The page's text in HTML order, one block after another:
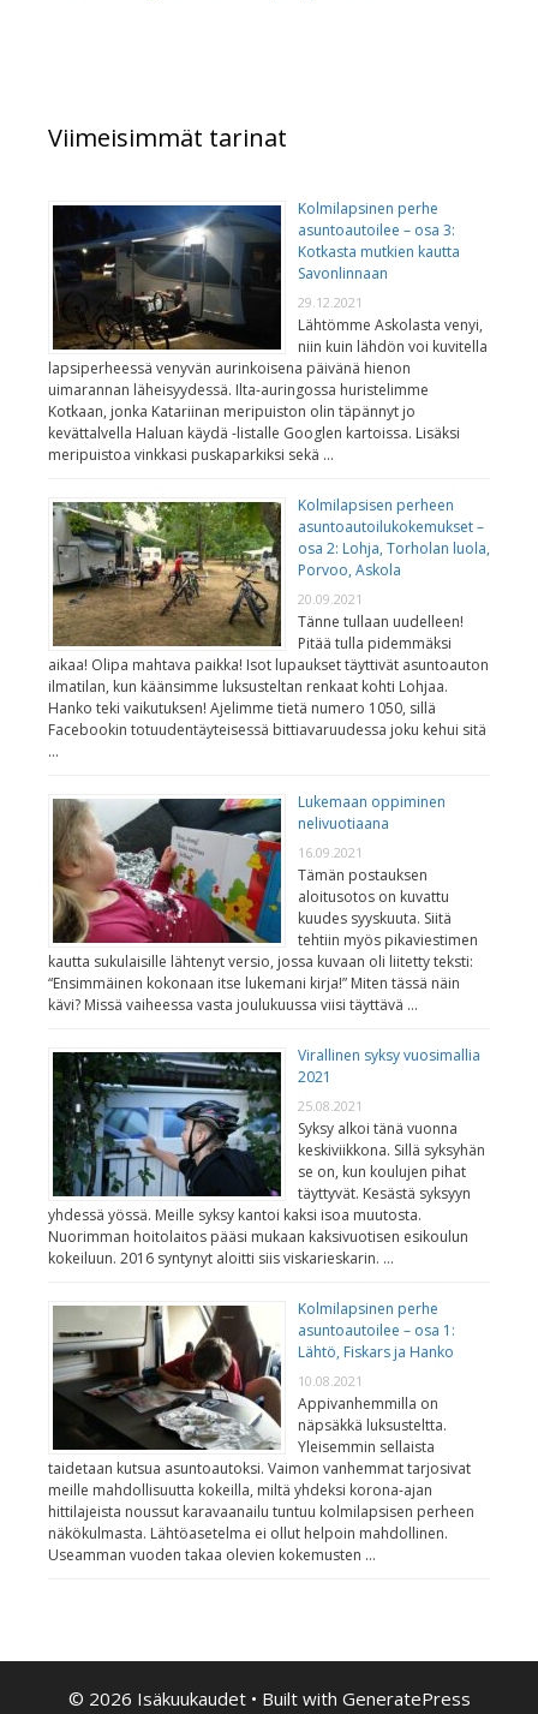
Viimeisimmät tarinat
Kolmilapsinen perhe
asuntoautoilee – osa 3:
Kotkasta mutkien kautta
Savonlinnaan
29.12.2021
Lähtömme Askolasta venyi,
niin kuin lähdön voi kuvitella
lapsiperheessä venyvän aurinkoisena päivänä hienon
uimarannan läheisyydessä. Ilta-auringossa huristelimme
Kotkaan, jonka Katariinan meripuiston olin täpännyt jo
kevättalvella Haluan käydä -listalle Googlen kartoissa. Lisäksi
meripuistoa vinkkasi puskaparkiksi sekä …
Kolmilapsisen perheen
asuntoautoilukokemukset –
osa 2: Lohja, Torholan luola,
Porvoo, Askola
20.09.2021
Tänne tullaan uudelleen!
Pitää tulla pidemmäksi
aikaa! Olipa mahtava paikka! Isot lupaukset täyttivät asuntoauton
ilmatilan, kun käänsimme luksusteltan renkaat kohti Lohjaa.
Hanko teki vaikutuksen! Ajelimme tietä numero 1050, sillä
Facebookin totuudentäyteisessä bittiavaruudessa joku kehui sitä
…
Lukemaan oppiminen
nelivuotiaana
16.09.2021
Tämän postauksen
aloitusotos on kuvattu
kuudes syyskuuta. Siitä
tehtiin myös pikaviestimen
kautta sukulaisille lähtenyt versio, jossa kuvaan oli liitetty teksti:
“Ensimmäinen kokonaan itse lukemani kirja!” Miten tässä näin
kävi? Missä vaiheessa vasta joulukuussa viisi täyttävä …
Virallinen syksy vuosimallia
2021
25.08.2021
Syksy alkoi tänä vuonna
keskiviikkona. Sillä syksyhän
se on, kun koulujen pihat
täyttyvät. Kesästä syksyyn
yhdessä yössä. Meille syksy kantoi kaksi isoa muutosta.
Nuorimman hoitolaitos pääsi mukaan kaksivuotisen esikoulun
kokeiluun. 2016 syntynyt aloitti siis viskarieskarin. …
Kolmilapsinen perhe
asuntoautoilee – osa 1:
Lähtö, Fiskars ja Hanko
10.08.2021
Appivanhemmilla on
näpsäkkä luksusteltta.
Yleisemmin sellaista
taidetaan kutsua asuntoautoksi. Vaimon vanhemmat tarjosivat
meille mahdollisuutta kokeilla, miltä yhdeksi korona-ajan
hittilajeista noussut karavaanailu tuntuu kolmilapsisen perheen
näkökulmasta. Lähtöasetelma ei ollut helpoin mahdollinen.
Useamman vuoden takaa olevien kokemusten …
© 2026 Isäkuukaudet• Built with GeneratePress